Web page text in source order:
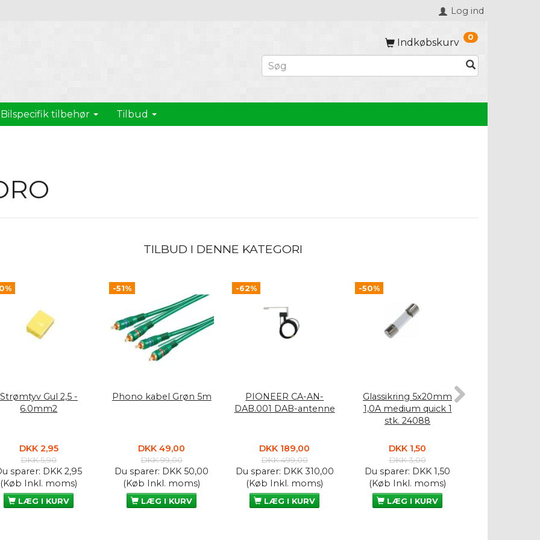
Log ind
Indkøbskurv 0
Bilspecifik tilbehør Tilbud
TILBUD I DENNE KATEGORI
Strømtyv Gul 2,5 -
6.0mm2
DKK 2,95
DKK 5,90
sparer: DKK 2,95
(Køb Inkl. moms)
LÆG I KURV
-51%
Phono kabel Grøn 5m
DKK 49,00
DKK 99,00
Du sparer: DKK 50,00
(Køb Inkl. moms)
LÆG I KURV
-62%
PIONEER CA-AN-
DAB.001 DAB-antenne
DKK 189,00
DKK 499,00
Du sparer: DKK 310,00
(Køb Inkl. moms)
LÆG I KURV
-50%
Glassikring 5x20mm
1,0A medium quick 1
stk. 24088
DKK 1,50
DKK 3,00
Du sparer: DKK 1,50
(Køb Inkl. moms)
LÆG I KURV